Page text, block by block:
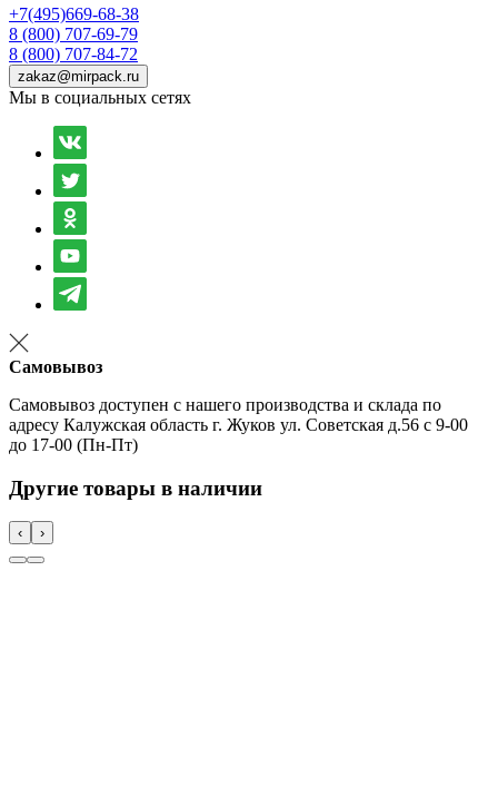
+7(495)669-68-38
8 (800) 707-69-79
8 (800) 707-84-72
zakaz@mirpack.ru
Мы в социальных сетях
Самовывоз
Самовывоз доступен с нашего производства и склада по
адресу Калужская область г. Жуков ул. Советская д.56 с 9-00
до 17-00 (Пн-Пт)
Другие товары в наличии
‹ ›